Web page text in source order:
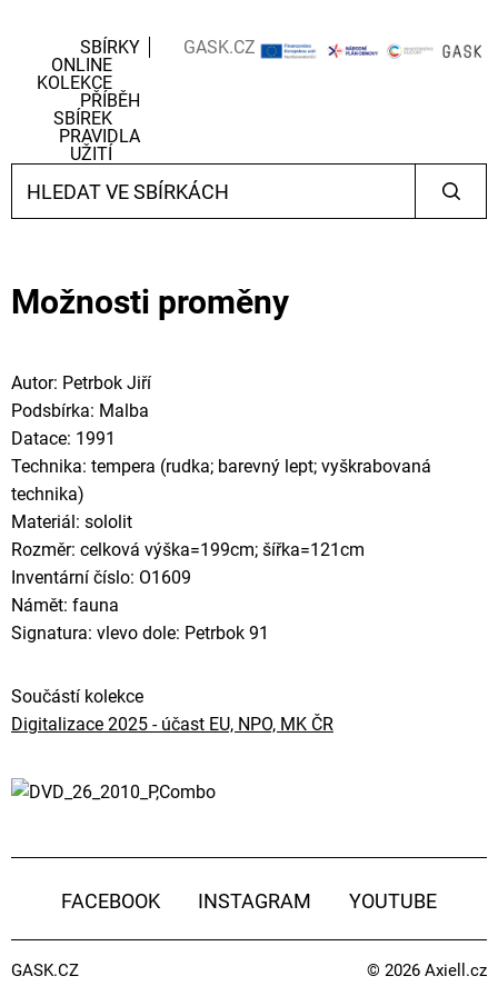
SBÍRKY
ONLINE
KOLEKCE
PŘÍBĚH
SBÍREK
PRAVIDLA
UŽITÍ
GASK.CZ
Možnosti proměny
Autor: Petrbok Jiří
Podsbírka: Malba
Datace: 1991
Technika: tempera (rudka; barevný lept; vyškrabovaná
technika)
Materiál: sololit
Rozměr: celková výška=199cm; šířka=121cm
Inventární číslo: O1609
Námět: fauna
Signatura: vlevo dole: Petrbok 91
Součástí kolekce
Digitalizace 2025 - účast EU, NPO, MK ČR
FACEBOOK INSTAGRAM YOUTUBE
GASK.CZ © 2026 Axiell.cz